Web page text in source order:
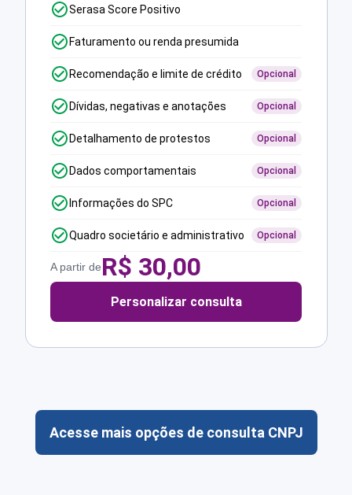
Serasa Score Positivo
Faturamento ou renda presumida
Recomendação e limite de crédito Opcional
Dívidas, negativas e anotações Opcional
Detalhamento de protestos Opcional
Dados comportamentais Opcional
Informações do SPC Opcional
Quadro societário e administrativo Opcional
A partir deR$ 30,00
Personalizar consulta
Acesse mais opções de consulta CNPJ